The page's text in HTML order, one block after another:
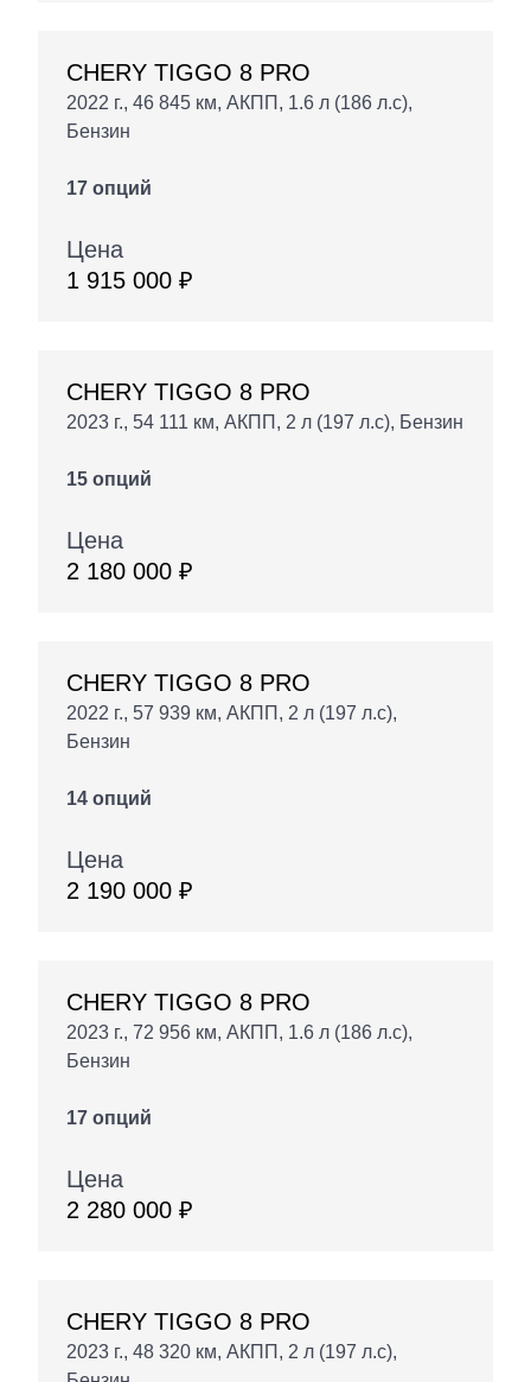
CHERY TIGGO 8 PRO
2022 г., 46 845 км, АКПП, 1.6 л (186 л.с),
Бензин
17 опций
Цена
1 915 000 ₽
CHERY TIGGO 8 PRO
2023 г., 54 111 км, АКПП, 2 л (197 л.с), Бензин
15 опций
Цена
2 180 000 ₽
CHERY TIGGO 8 PRO
2022 г., 57 939 км, АКПП, 2 л (197 л.с),
Бензин
14 опций
Цена
2 190 000 ₽
CHERY TIGGO 8 PRO
2023 г., 72 956 км, АКПП, 1.6 л (186 л.с),
Бензин
17 опций
Цена
2 280 000 ₽
CHERY TIGGO 8 PRO
2023 г., 48 320 км, АКПП, 2 л (197 л.с),